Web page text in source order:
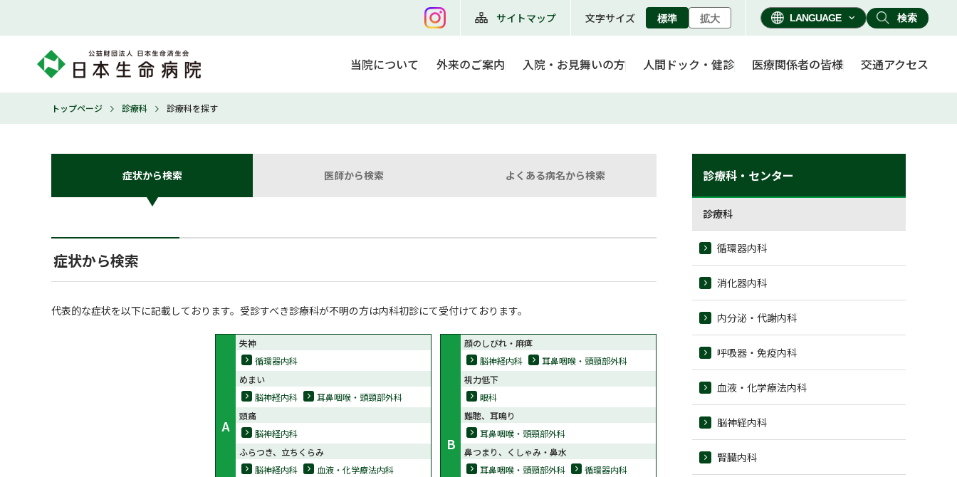
サイトマップ 文字サイズ 標準 拡大 検索
当院について 外来のご案内 入院・お見舞いの方 人間ドック・健診 医療関係者の皆様 交通アクセス
トップページ 診療科 診療科を探す
症状から検索 医師から検索 よくある病名から検索
症状から検索
代表的な症状を以下に記載しております。受診すべき診療科が不明の方は内科初診にて受付けております。
A
失神
循環器内科
めまい
脳神経内科
耳鼻咽喉・頭頸部外科
頭痛
脳神経内科
ふらつき、立ちくらみ
脳神経内科
血液・化学療法内科
B
顔のしびれ・麻痺
脳神経内科
耳鼻咽喉・頭頸部外科
視力低下
眼科
難聴、耳鳴り
耳鼻咽喉・頭頸部外科
鼻つまり、くしゃみ・鼻水
耳鼻咽喉・頭頸部外科
循環器内科
診療科・センター
診療科
循環器内科
消化器内科
内分泌・代謝内科
呼吸器・免疫内科
血液・化学療法内科
脳神経内科
腎臓内科